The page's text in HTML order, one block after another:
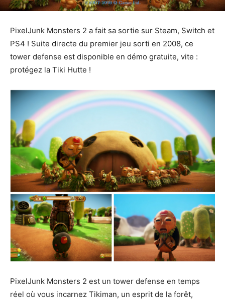
PixelJunk Monsters 2 a fait sa sortie sur Steam, Switch et
PS4 ! Suite directe du premier jeu sorti en 2008, ce
tower defense est disponible en démo gratuite, vite :
protégez la Tiki Hutte !
PixelJunk Monsters 2 est un tower defense en temps
réel où vous incarnez Tikiman, un esprit de la forêt,